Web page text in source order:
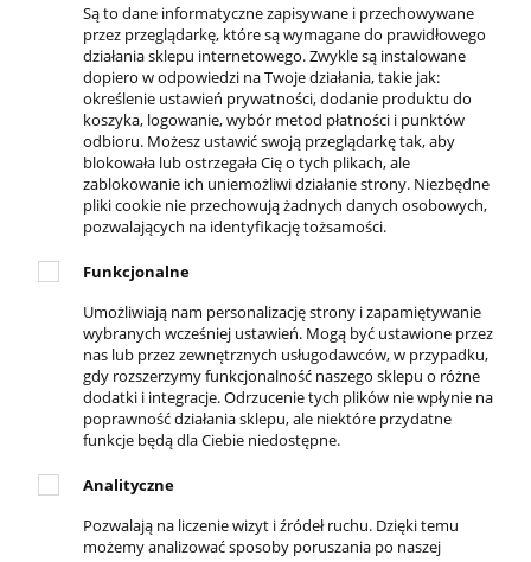
Ulubione
Formy płatności
Czas i koszty dostawy
Czas realizacji zamówienia
KONTAKT
789-269-890
503-037-606
info@4everfit.pl
Są to dane informatyczne zapisywane i przechowywane
przez przeglądarkę, które są wymagane do prawidłowego
działania sklepu internetowego. Zwykle są instalowane
dopiero w odpowiedzi na Twoje działania, takie jak:
określenie ustawień prywatności, dodanie produktu do
koszyka, logowanie, wybór metod płatności i punktów
odbioru. Możesz ustawić swoją przeglądarkę tak, aby
blokowała lub ostrzegała Cię o tych plikach, ale
zablokowanie ich uniemożliwi działanie strony. Niezbędne
pliki cookie nie przechowują żadnych danych osobowych,
pozwalających na identyfikację tożsamości.
Funkcjonalne
Umożliwiają nam personalizację strony i zapamiętywanie
wybranych wcześniej ustawień. Mogą być ustawione przez
nas lub przez zewnętrznych usługodawców, w przypadku,
gdy rozszerzymy funkcjonalność naszego sklepu o różne
dodatki i integracje. Odrzucenie tych plików nie wpłynie na
poprawność działania sklepu, ale niektóre przydatne
funkcje będą dla Ciebie niedostępne.
Analityczne
Pozwalają na liczenie wizyt i źródeł ruchu. Dzięki temu
możemy analizować sposoby poruszania po naszej